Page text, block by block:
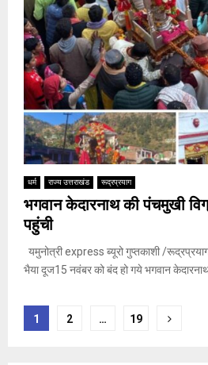
धर्म राज्य उत्तराखंड रूद्रप्रयाग
भगवान केदारनाथ की पंचमुखी
पहुंची
यमुनोत्री express ब्यूरो गुप्तकाशी /
भैया दूज15 नवंबर को बंद हो गये भगवान केदारनाथ
Posts
1 2 … 19